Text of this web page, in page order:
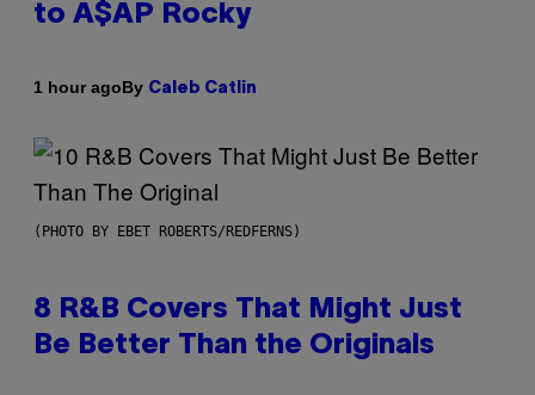
to A$AP Rocky
1 hour agoBy Caleb Catlin
(PHOTO BY EBET ROBERTS/REDFERNS)
8 R&B Covers That Might Just
Be Better Than the Originals